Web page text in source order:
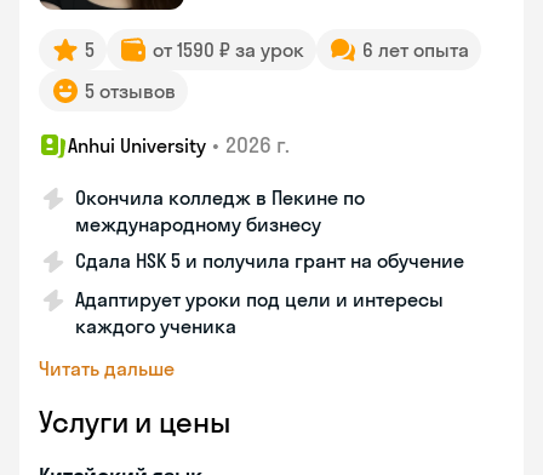
5 от 1590 ₽ за урок
6 лет опыта
5 отзывов
Anhui University • 2026 г.
Окончила колледж в Пекине по
международному бизнесу
Сдала HSK 5 и получила грант на обучение
Адаптирует уроки под цели и интересы
каждого ученика
Читать дальше
Услуги и цены